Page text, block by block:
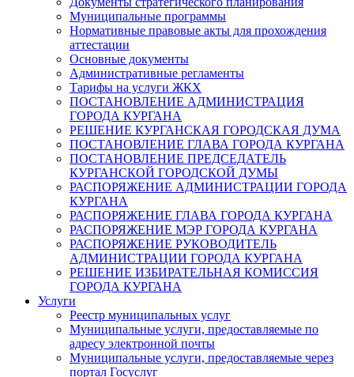
Муниципальные программы
Нормативные правовые акты для прохождения
аттестации
Основные документы
Административные регламенты
Тарифы на услуги ЖКХ
ПОСТАНОВЛЕНИЕ АДМИНИСТРАЦИЯ
ГОРОДА КУРГАНА
РЕШЕНИЕ КУРГАНСКАЯ ГОРОДСКАЯ ДУМА
ПОСТАНОВЛЕНИЕ ГЛАВА ГОРОДА КУРГАНА
ПОСТАНОВЛЕНИЕ ПРЕДСЕДАТЕЛЬ
КУРГАНСКОЙ ГОРОДСКОЙ ДУМЫ
РАСПОРЯЖЕНИЕ АДМИНИСТРАЦИИ ГОРОДА
КУРГАНА
РАСПОРЯЖЕНИЕ ГЛАВА ГОРОДА КУРГАНА
РАСПОРЯЖЕНИЕ МЭР ГОРОДА КУРГАНА
РАСПОРЯЖЕНИЕ РУКОВОДИТЕЛЬ
АДМИНИСТРАЦИИ ГОРОДА КУРГАНА
РЕШЕНИЕ ИЗБИРАТЕЛЬНАЯ КОМИССИЯ
ГОРОДА КУРГАНА
Услуги
Реестр муниципальных услуг
Муниципальные услуги, предоставляемые по
адресу электронной почты
Муниципальные услуги, предоставляемые через
портал Госуслуг